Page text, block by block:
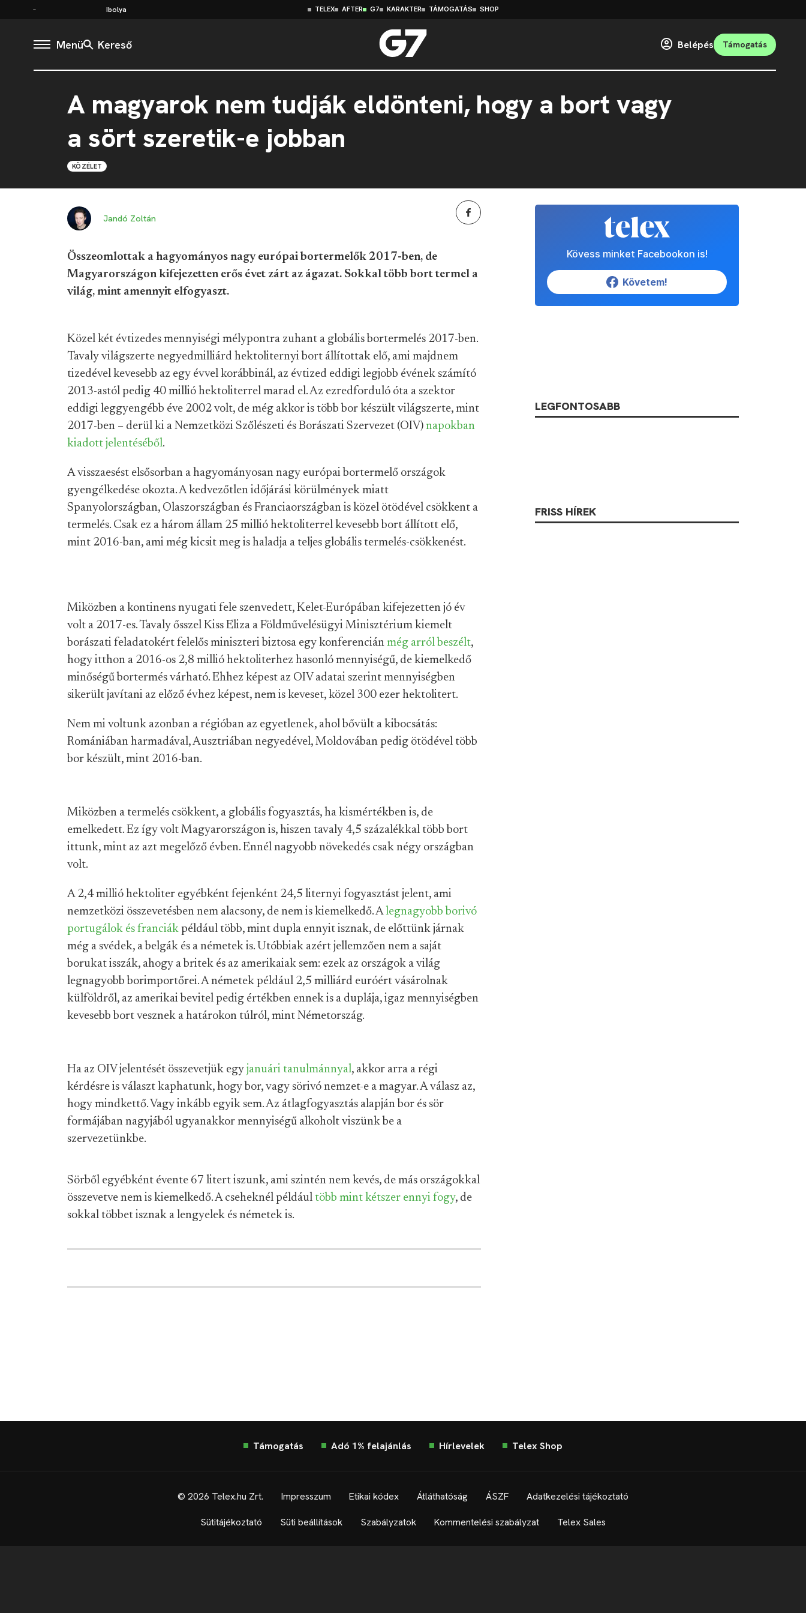
Ibolya TELEX AFTER G7 KARAKTER TÁMOGATÁS SHOP
Menü Kereső Belépés Támogatás
A magyarok nem tudják eldönteni, hogy a bort vagy
a sört szeretik-e jobban
KÖZÉLET
Jandó Zoltán
Összeomlottak a hagyományos nagy európai bortermelők 2017-ben, de
Magyarországon kifejezetten erős évet zárt az ágazat. Sokkal több bort termel a
világ, mint amennyit elfogyaszt.
Közel két évtizedes mennyiségi mélypontra zuhant a globális bortermelés 2017-ben.
Tavaly világszerte negyedmilliárd hektoliternyi bort állítottak elő, ami majdnem
tizedével kevesebb az egy évvel korábbinál, az évtized eddigi legjobb évének számító
2013-astól pedig 40 millió hektoliterrel marad el. Az ezredforduló óta a szektor
eddigi leggyengébb éve 2002 volt, de még akkor is több bor készült világszerte, mint
2017-ben – derül ki a Nemzetközi Szőlészeti és Borászati Szervezet (OIV) napokban
kiadott jelentéséből.
A visszaesést elsősorban a hagyományosan nagy európai bortermelő országok
gyengélkedése okozta. A kedvezőtlen időjárási körülmények miatt
Spanyolországban, Olaszországban és Franciaországban is közel ötödével csökkent a
termelés. Csak ez a három állam 25 millió hektoliterrel kevesebb bort állított elő,
mint 2016-ban, ami még kicsit meg is haladja a teljes globális termelés-csökkenést.
Miközben a kontinens nyugati fele szenvedett, Kelet-Európában kifejezetten jó év
volt a 2017-es. Tavaly ősszel Kiss Eliza a Földművelésügyi Minisztérium kiemelt
borászati feladatokért felelős miniszteri biztosa egy konferencián még arról beszélt,
hogy itthon a 2016-os 2,8 millió hektoliterhez hasonló mennyiségű, de kiemelkedő
minőségű bortermés várható. Ehhez képest az OIV adatai szerint mennyiségben
sikerült javítani az előző évhez képest, nem is keveset, közel 300 ezer hektolitert.
Nem mi voltunk azonban a régióban az egyetlenek, ahol bővült a kibocsátás:
Romániában harmadával, Ausztriában negyedével, Moldovában pedig ötödével több
bor készült, mint 2016-ban.
Miközben a termelés csökkent, a globális fogyasztás, ha kismértékben is, de
emelkedett. Ez így volt Magyarországon is, hiszen tavaly 4,5 százalékkal több bort
ittunk, mint az azt megelőző évben. Ennél nagyobb növekedés csak négy országban
volt.
A 2,4 millió hektoliter egyébként fejenként 24,5 liternyi fogyasztást jelent, ami
nemzetközi összevetésben nem alacsony, de nem is kiemelkedő. Alegnagyobb borivó
portugálok és franciák például több, mint dupla ennyit isznak, de előttünk járnak
még a svédek, a belgák és a németek is. Utóbbiak azért jellemzően nem a saját
borukat isszák, ahogy a britek és az amerikaiak sem: ezek az országok a világ
legnagyobb borimportőrei. A németek például 2,5 milliárd euróért vásárolnak
külföldről, az amerikai bevitel pedig értékben ennek is a duplája, igaz mennyiségben
kevesebb bort vesznek a határokon túlról, mint Németország.
Ha az OIV jelentését összevetjük egy januári tanulmánnyal, akkor arra a régi
kérdésre is választ kaphatunk, hogy bor, vagy sörivó nemzet-e a magyar. A válasz az,
hogy mindkettő. Vagy inkább egyik sem. Az átlagfogyasztás alapján bor és sör
formájában nagyjából ugyanakkor mennyiségű alkoholt viszünk be a
szervezetünkbe.
Sörből egyébként évente 67 litert iszunk, ami szintén nem kevés, de más országokkal
összevetve nem is kiemelkedő. A cseheknél például több mint kétszer ennyi fogy, de
sokkal többet isznak a lengyelek és németek is.
Kövess minket Facebookon is!
Követem!
LEGFONTOSABB
FRISS HÍREK
Támogatás Adó 1% felajánlás Hírlevelek Telex Shop
© 2026 Telex.hu Zrt. Impresszum Etikai kódex Átláthatóság ÁSZF Adatkezelési tájékoztató
Sütitájékoztató Süti beállítások Szabályzatok Kommentelési szabályzat Telex Sales